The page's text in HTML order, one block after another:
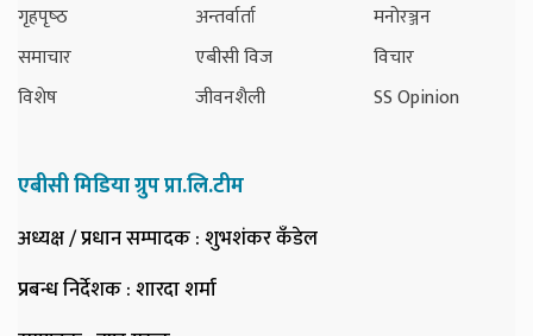
गृहपृष्‍ठ
समाचार
विशेष
अन्तर्वार्ता
एबीसी विज
जीवनशैली
मनोरञ्जन
विचार
SS Opinion
एबीसी मिडिया ग्रुप प्रा.लि.टीम
अध्यक्ष / प्रधान सम्पादक: शुभशंकर कँडेल
प्रबन्ध निर्देशक: शारदा शर्मा